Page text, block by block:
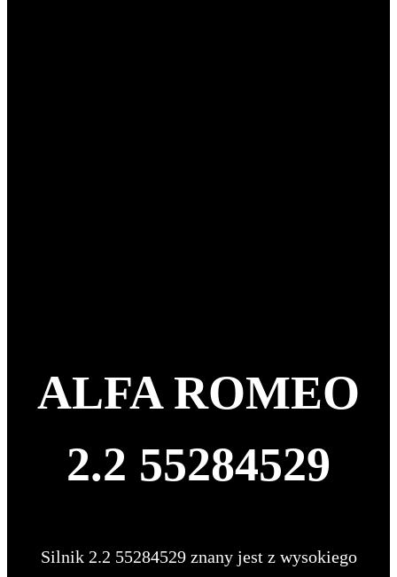
ALFA ROMEO
2.2 55284529
Silnik 2.2 55284529 znany jest z wysokiego